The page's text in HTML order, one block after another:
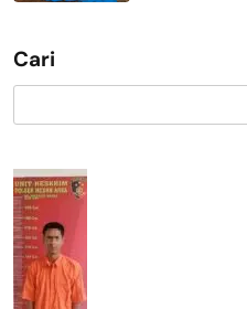
Cari